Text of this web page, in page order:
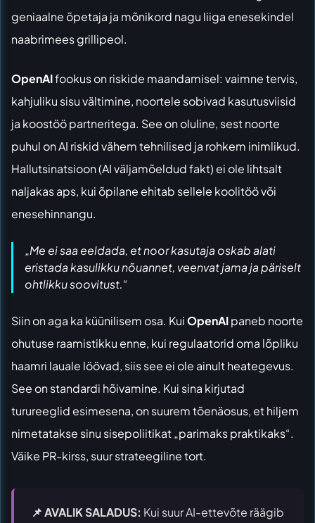
geniaalne õpetaja ja mõnikord nagu liiga enesekindel
naabrimees grillipeol.
OpenAIfookus on riskide maandamisel: vaimne tervis,
kahjuliku sisu vältimine, noortele sobivad kasutusviisid
ja koostöö partneritega. See on oluline, sest noorte
puhul on AI riskid vähem tehnilised ja rohkem inimlikud.
Hallutsinatsioon (AI väljamõeldud fakt) ei ole lihtsalt
naljakas aps, kui õpilane ehitab sellele koolitöö või
enesehinnangu.
„Me ei saa eeldada, et noor kasutaja oskab alati
eristada kasulikku nõuannet, veenvat jama ja päriselt
ohtlikku soovitust.“
Siin on aga ka küünilisem osa. KuiOpenAIpaneb noorte
ohutuse raamistikku enne, kui regulaatorid oma lõpliku
haamri lauale löövad, siis see ei ole ainult heategevus.
See on standardi hõivamine. Kui sina kirjutad
turureeglid esimesena, on suurem tõenäosus, et hiljem
nimetatakse sinu sisepoliitikat „parimaks praktikaks“.
Väike PR-kirss, suur strateegiline tort.
📌 AVALIK SALADUS: Kui suur AI-ettevõte räägib